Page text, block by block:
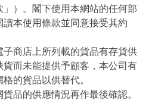
）。閣下使用本網站的任何部
本使用條款並同意接受其約
子商店上所列載的貨品有存貨供
貨而未能提供予顧客，本公司有
的貨品以供替代。
品的供應情況再作最後確認。